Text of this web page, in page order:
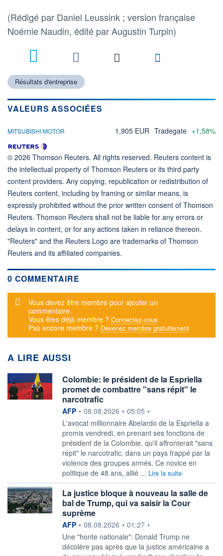
(Rédigé par Daniel Leussink ; version française
Noémie Naudin, édité par Augustin Turpin)
Résultats d'entreprise
VALEURS ASSOCIÉES
MITSUBISHI MOTOR 1,905 EUR Tradegate +1,58%
© 2026 Thomson Reuters. All rights reserved. Reuters content is
the intellectual property of Thomson Reuters or its third party
content providers. Any copying, republication or redistribution of
Reuters content, including by framing or similar means, is
expressly prohibited without the prior written consent of Thomson
Reuters. Thomson Reuters shall not be liable for any errors or
delays in content, or for any actions taken in reliance thereon.
"Reuters" and the Reuters Logo are trademarks of Thomson
Reuters and its affiliated companies.
0 COMMENTAIRE
Message d'alerte
Vous devez être membre pour ajouter un
commentaire.
Vous êtes déjà membre ? Connectez-vous
Pas encore membre ? Devenez membre gratuitement
A LIRE AUSSI
Colombie: le président de la Espriella
promet de combattre "sans répit" le
narcotrafic
information fournie par
AFP • 08.08.2026 • 05:05 •
L'avocat millionnaire Abelardo de la Espriella a
promis vendredi, en prenant ses fonctions de
président de la Colombie, qu'il affronterait "sans
répit" le narcotrafic, dans un pays frappé par la
violence des groupes armés. Ce novice en
politique de 48 ans, allié ... Lire la suite
La justice bloque à nouveau la salle de
bal de Trump, qui va saisir la Cour
suprême
information fournie par
AFP • 08.08.2026 • 01:27 •
Une "honte nationale": Donald Trump ne
décolère pas après que la justice américaine a